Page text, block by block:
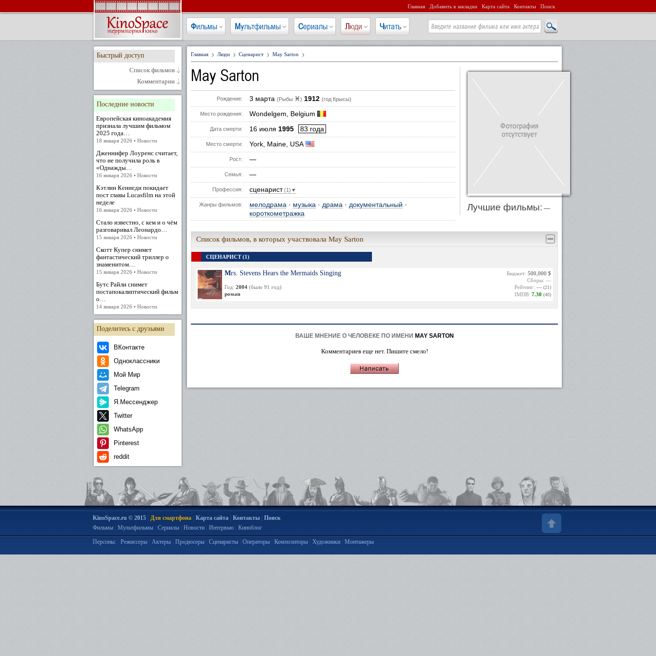
Главная Добавить в закладки Карта сайта Контакты Поиск
Фильмы Мультфильмы Сериалы Люди Читать
Быстрый доступ
Список фильмов
Комментарии
Последние новости
Европейская киноакадемия
признала лучшим фильмом
2025 года…
18 января 2026 • Новости
Дженнифер Лоуренс считает,
что не получила роль в
«Однажды…
16 января 2026 • Новости
Кэтлин Кеннеди покидает
пост главы Lucasfilm на этой
неделе
16 января 2026 • Новости
Стало известно, с кем и о чём
разговаривал Леонардо…
15 января 2026 • Новости
Скотт Купер снимет
фантастический триллер о
знаменитом…
15 января 2026 • Новости
Бутс Райли снимет
постапокалиптический фильм
о…
14 января 2026 • Новости
Поделитесь с друзьями
ВКонтакте
Одноклассники
Мой Мир
Telegram
Я.Мессенджер
Twitter
WhatsApp
Pinterest
reddit
Главная Люди Сценарист May Sarton
May Sarton
Рождение: 3 марта (Рыбы ♓) 1912 (год Крысы)
Место рождения: Wondelgem, Belgium
Дата смерти: 16 июля 1995 83 года
Место смерти: York, Maine, USA
Рост: —
Семья: —
Профессия: сценарист(1)▼
Жанры фильмов: мелодрама · музыка · драма · документальный ·
короткометражка
Лучшие фильмы: —
Список фильмов, в которых участвовала May Sarton
СЦЕНАРИСТ (1)
Mrs. Stevens Hears the Mermaids Singing
Год: 2004 (было 91 год)
роман
Бюджет: 500,000 $
Сборы: —
Рейтинг: — (21)
IMDB: 7.30 (40)
ВАШЕ МНЕНИЕ О ЧЕЛОВЕКЕ ПО ИМЕНИ MAY SARTON
Комментариев еще нет. Пишите смело!
KinoSpace.ru © 2015| Для смартфона| Карта сайта| Контакты| Поиск
Фильмы| Мультфильмы| Сериалы| Новости| Интервью| Киноблог
Персоны: Режиссеры| Актеры| Продюсеры| Сценаристы| Операторы| Композиторы| Художники| Монтажеры